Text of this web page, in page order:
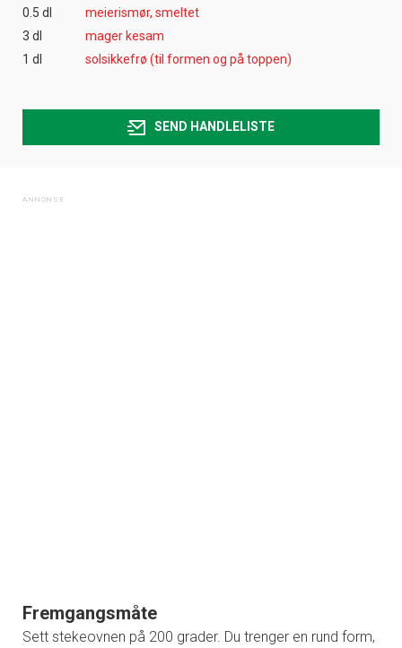
0.5 dl
meierismør, smeltet
3 dl
mager kesam
1 dl
solsikkefrø (til formen og på toppen)
SEND HANDLELISTE
Fremgangsmåte
Sett stekeovnen på 200 grader. Du trenger en rund form,